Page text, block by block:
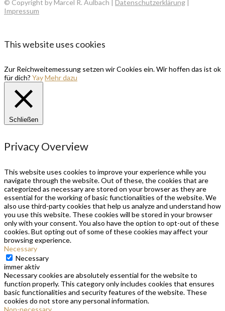
© Copyright by Marcel R. Aulbach | Datenschutzerklärung |
Impressum
This website uses cookies
Zur Reichweitemessung setzen wir Cookies ein. Wir hoffen das ist ok
für dich? YayMehr dazu
Schließen
Privacy Overview
This website uses cookies to improve your experience while you
navigate through the website. Out of these, the cookies that are
categorized as necessary are stored on your browser as they are
essential for the working of basic functionalities of the website. We
also use third-party cookies that help us analyze and understand how
you use this website. These cookies will be stored in your browser
only with your consent. You also have the option to opt-out of these
cookies. But opting out of some of these cookies may affect your
browsing experience.
Necessary
Necessary
immer aktiv
Necessary cookies are absolutely essential for the website to
function properly. This category only includes cookies that ensures
basic functionalities and security features of the website. These
cookies do not store any personal information.